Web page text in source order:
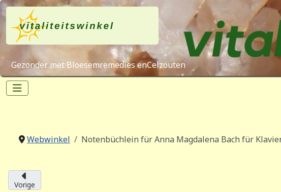
Gezonder met Bloesemremedies enCelzouten
Webwinkel Notenbüchlein für Anna Magdalena Bach für
Vorige